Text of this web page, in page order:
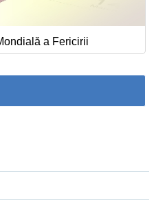
a Fericirii